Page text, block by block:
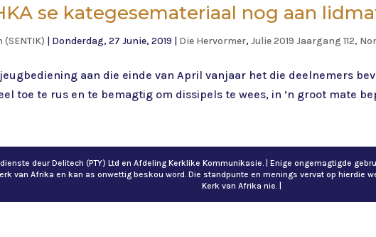
se kategesemateriaal nog aan
| Donderdag, 27 Junie, 2019 | Die Hervormer,Julie 2019 Jaargang 112,
aan die einde van April vanjaar het die deelnemers
toe te rus en te bemagtig om dissipels te wees, in ’n groot mate
deur Delitech (PTY) Ltd en Afdeling Kerklike Kommunikasie. | Enige ongemagtigde
van Afrika en kan as onwettig beskou word. Die standpunte en menings vervat op hierdie
Kerk van Afrika nie. |